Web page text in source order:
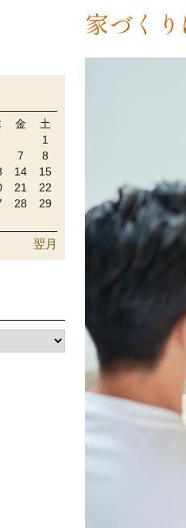
家づく
金
土
1
7
8
14
15
21
22
28
29
翌月